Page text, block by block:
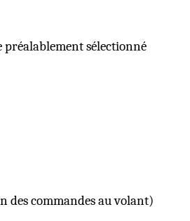
préalablement sélectionné
des commandes au volant)